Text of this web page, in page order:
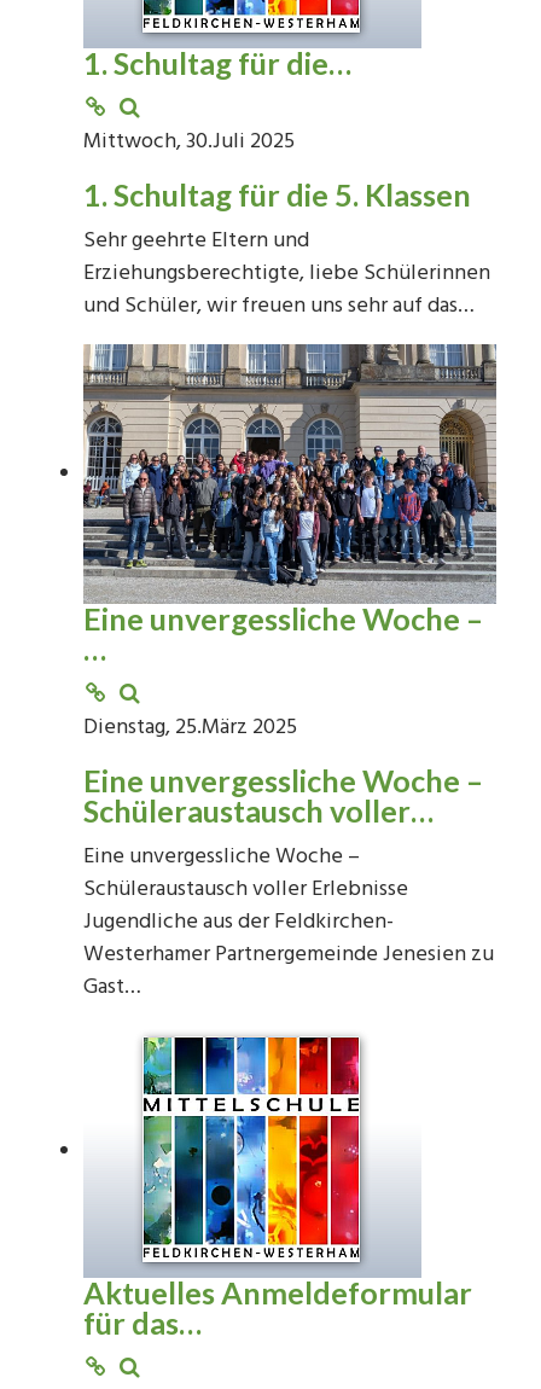
1. Schultag für die…
Mittwoch, 30.Juli 2025
1. Schultag für die 5. Klassen
Sehr geehrte Eltern und
Erziehungsberechtigte, liebe Schülerinnen
und Schüler, wir freuen uns sehr auf das…
Eine unvergessliche Woche –
…
Dienstag, 25.März 2025
Eine unvergessliche Woche –
Schüleraustausch voller…
Eine unvergessliche Woche –
Schüleraustausch voller Erlebnisse
Jugendliche aus der Feldkirchen-
Westerhamer Partnergemeinde Jenesien zu
Gast…
Aktuelles Anmeldeformular
für das…